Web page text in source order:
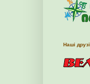
Наші друзі